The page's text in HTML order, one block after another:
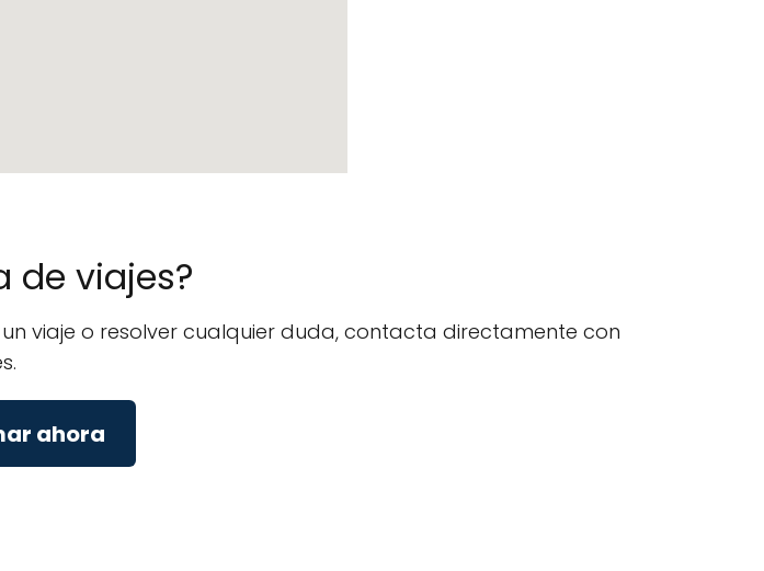
de viajes?
viaje o resolver cualquier duda, contacta directamente con
ahora